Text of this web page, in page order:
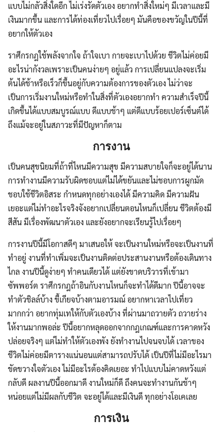
แบบไม่กลัวสิ่งใดอีก ไม่เร่งรัดตัวเอง อยากทำสิ่งใหม่ๆ มีเวลาและมี
เงินมากขึ้น และการได้ท่องเที่ยวไปเรื่อยๆ มันคือของขวัญในปีนี้ที่
อยากให้ตัวเอง
ราศีกรกฎใช้พลังจากใจ ถ้าใจเบา กายจะเบาไปด้วย ชีวิตไม่ค่อยมี
อะไรน่ากังวลเพราะเป็นคนง่ายๆ อยู่แล้ว การเปลี่ยนแปลงจะเริ่ม
ต้นได้ช้าหรือเร็วก็ขึ้นอยู่กับความต้องการของตัวเอง ไม่ว่าจะ
เป็นการเริ่มงานใหม่หรือทำในสิ่งที่ตัวเองอยากทำ ความสำเร็จปีนี้
เกิดขึ้นได้แบบสมบูรณ์แบบ ดีแบบช้าๆ แต่ดีแบบร้อยเปอร์เซ็นต์ได้
ถึงแม้จะอยู่ในสภาวะที่มีปัญหาก็ตาม
การงาน
เป็นคนสุขนิยมที่ถ้าที่ไหนมีความสุข มีความสบายใจก็จะอยู่ได้นาน
การทำงานมีความรับผิดชอบแต่ไม่ได้ขยันและไม่ชอบการผูกมัด
ชอบใช้ชีวิตอิสระ กำหนดทุกอย่างเองได้ มีความคิด มีความฝัน
เยอะแต่ไม่ทำอะไรจริงจังอยากเปลี่ยนตอนไหนก็เปลี่ยน ชีวิตต้องมี
สีสัน มีเรื่องพัฒนาตัวเอง และยังอยากจะเรียนรู้ไปเรื่อยๆ
การงานปีนี้มีโอกาสดีๆ มาเสนอให้ จะเป็นงานใหม่หรือจะเป็นงานที่
ทำอยู่ งานที่ทำเพิ่มจะเป็นงานติดต่อประสานงานหรือต้องเดินทาง
ไกล งานปีนี้ดูง่ายๆ ทำคนเดียวได้ แต่ยังขาดบริวารที่เข้ามา
ซัพพอร์ต ราศีกรกฎถ้าอินกับงานไหนก็จะทำได้ดีมาก ปีนี้อาจจะ
ทำตัวชิลล์บ้าง ขี้เกียจบ้างตามอารมณ์ อยากหาเวลาไปเที่ยว
มากกว่า อยากทุ่มเทให้กับตัวเองบ้าง ที่ผ่านมาถวายตัว ถวายร่าง
ให้งานมากพอล่ะ ปีนี้อยากหลุดออกจากกฎเกณฑ์และการคาดหวัง
ปล่อยจริงๆ แต่ไม่ทำให้ตัวเองพัง ยังทำงานไปจนจบได้ เวลาของ
ชีวิตไม่ค่อยมีตารางแน่นอนแต่สามารถปรับได้ เป็นปีที่ไม่มีอะไรมา
ขัดขวางใจตัวเอง ไม่มีอะไรต้องคิดเยอะ ทำไปแบบไม่คาดหวังแต่
กลับดี ผลงานปีนี้ออกมาดี งานใหม่ก็ดี ถึงคนจะทำงานกันช้าๆ
หน่อยแต่ไม่มีผลกับชีวิต จะอยู่ได้และมีเงินดี ทุกอย่างโอเคเลย
การเงิน